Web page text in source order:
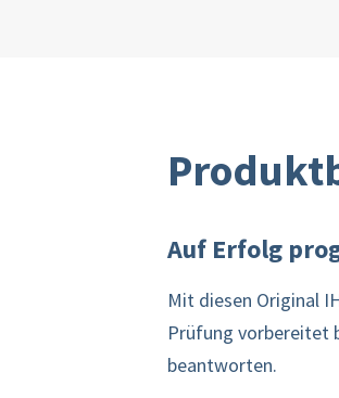
Auf Erfolg
Mit diesen Original
Prüfung vorbereitet
beantworten.